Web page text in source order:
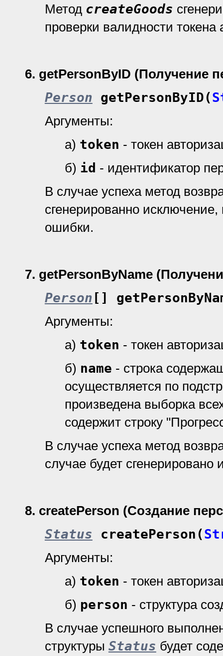
Метод createGoods
проверки валидности токена
6. getPersonByID (Получение
Person getPersonByID(
Аргументы:
а) token - токен
б) id - идентификатор
В случае успеха метод
cгенерированно исключение,
ошибки.
7. getPersonByName
Person []
Аргументы:
а) token - токен
б) name - строка
осуществляется по
произведена выборка
содержит строку
В случае успеха метод
случае будет сгенерировано
8. createPerson (Создание
Status createPerson(
Аргументы:
а) token - токен
б) person - структура
В случае успешного
структуры Status будет